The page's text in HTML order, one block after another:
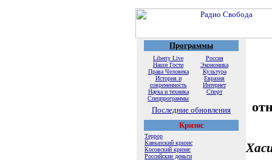
Программы
Liberty Live
Наши Гости
Права Человека
История и
современность
Наука и техника
Спецпрограммы
Россия
Экономика
Культура
Евразия
Интернет
Спорт
Последние обновления
Кризис
Террор
Кавказский кризис
Косовский кризис
Российские деньги